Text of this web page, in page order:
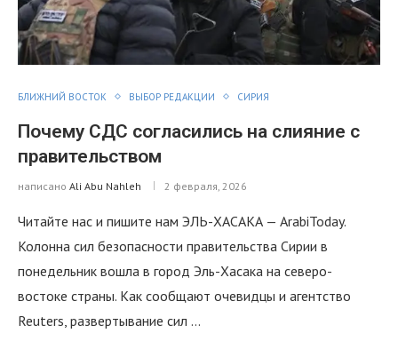
БЛИЖНИЙ ВОСТОК ВЫБОР РЕДАКЦИИ СИРИЯ
Почему СДС согласились на слияние с
правительством
написано Ali Abu Nahleh 2 февраля, 2026
Читайте нас и пишите нам ЭЛЬ-ХАСАКА — ArabiToday.
Колонна сил безопасности правительства Сирии в
понедельник вошла в город Эль-Хасака на северо-
востоке страны. Как сообщают очевидцы и агентство
Reuters, развертывание сил …